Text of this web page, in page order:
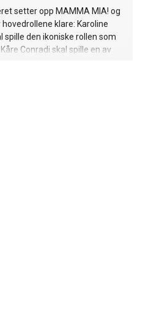
setter opp MAMMA MIA! og
hovedrollene klare: Karoline
spille den ikoniske rollen som
Conradi skal spille en av